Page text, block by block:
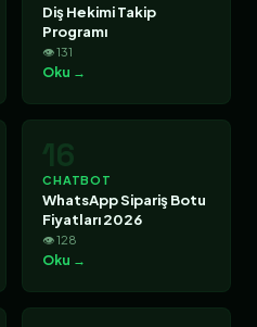
Diş Hekimi Takip
Programı
👁 131
Oku →
16
CHATBOT
WhatsApp Sipariş Botu
Fiyatları 2026
👁 128
Oku →